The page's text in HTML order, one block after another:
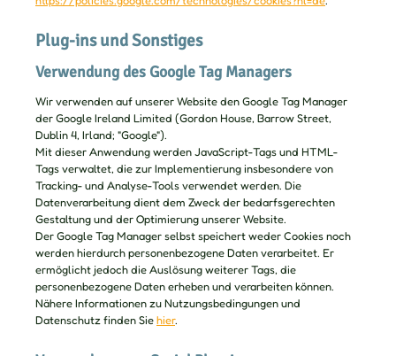
Plug-ins und Sonstiges
Verwendung des Google Tag Managers
Wir verwenden auf unserer Website den Google Tag Manager
der Google Ireland Limited (Gordon House, Barrow Street,
Dublin 4, Irland; "Google").
Mit dieser Anwendung werden JavaScript-Tags und HTML-
Tags verwaltet, die zur Implementierung insbesondere von
Tracking- und Analyse-Tools verwendet werden. Die
Datenverarbeitung dient dem Zweck der bedarfsgerechten
Gestaltung und der Optimierung unserer Website.
Der Google Tag Manager selbst speichert weder Cookies noch
werden hierdurch personenbezogene Daten verarbeitet. Er
ermöglicht jedoch die Auslösung weiterer Tags, die
personenbezogene Daten erheben und verarbeiten können.
Nähere Informationen zu Nutzungsbedingungen und
Datenschutz finden Sie hier.